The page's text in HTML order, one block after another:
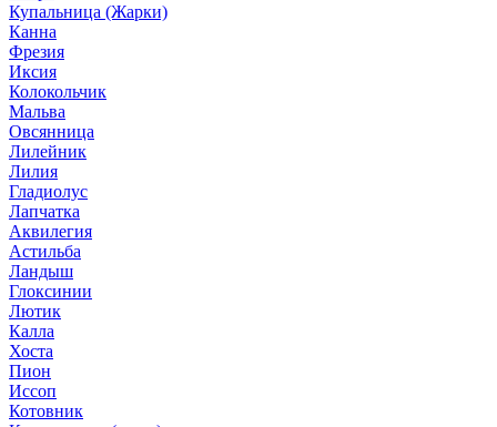
Купальница (Жарки)
Канна
Фрезия
Иксия
Колокольчик
Мальва
Овсянница
Лилейник
Лилия
Гладиолус
Лапчатка
Аквилегия
Астильба
Ландыш
Глоксинии
Лютик
Калла
Хоста
Пион
Иссоп
Котовник